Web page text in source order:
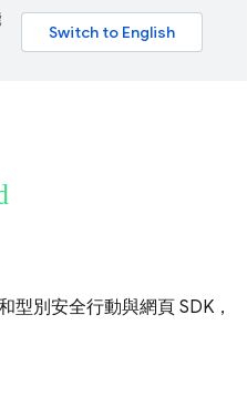
型別安全行動與網頁 SDK，